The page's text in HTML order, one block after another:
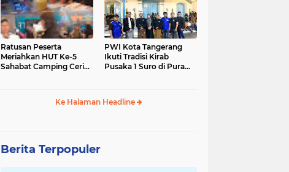
Ratusan Peserta
Meriahkan HUT Ke-5
Sahabat Camping Ceria,
PWI Kota Tangerang
Ikuti Tradisi Kirab
Pusaka 1 Suro di Pura
Ke Halaman Headline
Berita Terpopuler